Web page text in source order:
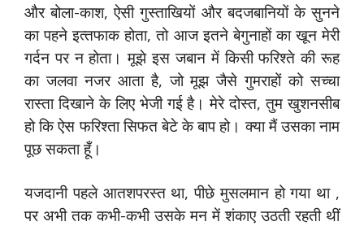
और बोला-काश, ऐसी गुस्‍ताखियों और बदजबानियों के सुनने
का पहने इत्‍तफाक होता, तो आज इतने बेगुनाहों का खून मेरी
गर्दन पर न होता। मूझे इस जबान में किसी फरिश्‍ते की रूह
का जलवा नजर आता है, जो मूझ जैसे गुमराहों को सच्‍चा
रास्‍ता दिखाने के लिए भेजी गई है। मेरे दोस्‍त, तुम खुशनसीब
हो कि ऐस फरिश्‍ता सिफत बेटे के बाप हो। क्‍या मैं उसका नाम
पूछ सकता हूँ।
यजदानी पहले आतशपरस्‍त था, पीछे मुसलमान हो गया था ,
पर अभी तक कभी-कभी उसके मन में शंकाए उठती रहती थीं